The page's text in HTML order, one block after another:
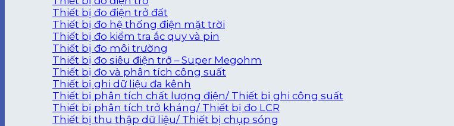
Thiết bị đo điện trở đất
Thiết bị đo hệ thống điện mặt trời
Thiết bị đo kiểm tra ắc quy và pin
Thiết bị đo môi trường
Thiết bị đo siêu điện trở – Super Megohm
Thiết bị đo và phân tích công suất
Thiết bị ghi dữ liệu đa kênh
Thiết bị phân tích chất lượng điện/ Thiết bị ghi công suất
Thiết bị phân tích trở kháng/ Thiết bị đo LCR
Thiết bị thu thập dữ liệu/ Thiết bị chụp sóng